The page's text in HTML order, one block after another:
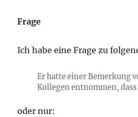
Frage
Ich habe eine Frage zu
Er hatte einer Bemerkung
Kollegen entnommen, dass
oder nur: